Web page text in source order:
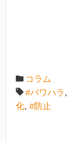
コラム
#パワハラ ,
化, #防止